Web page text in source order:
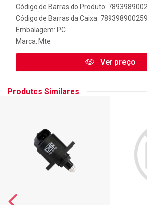
Código de Barras do Produto:
Código de Barras da Caixa:
Embalagem: PC
Marca: Mte
Ver preço
Produtos Similares